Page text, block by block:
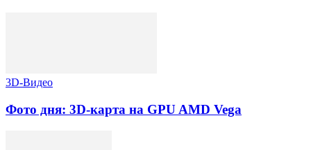
3D-Видео
Фото дня: 3D-карта на GPU AMD Vega